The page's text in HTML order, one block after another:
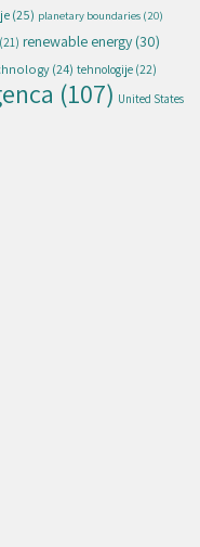
(25) planetary boundaries (20)
(21) renewable energy (30)
(24) tehnologije (22)
(107) United States